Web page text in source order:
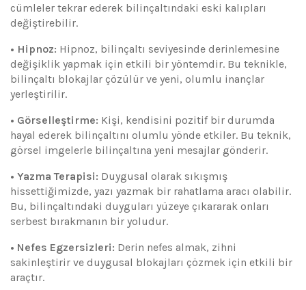
cümleler tekrar ederek bilinçaltındaki eski kalıpları
değiştirebilir.
• Hipnoz: Hipnoz, bilinçaltı seviyesinde derinlemesine
değişiklik yapmak için etkili bir yöntemdir. Bu teknikle,
bilinçaltı blokajlar çözülür ve yeni, olumlu inançlar
yerleştirilir.
• Görselleştirme: Kişi, kendisini pozitif bir durumda
hayal ederek bilinçaltını olumlu yönde etkiler. Bu teknik,
görsel imgelerle bilinçaltına yeni mesajlar gönderir.
• Yazma Terapisi: Duygusal olarak sıkışmış
hissettiğimizde, yazı yazmak bir rahatlama aracı olabilir.
Bu, bilinçaltındaki duyguları yüzeye çıkararak onları
serbest bırakmanın bir yoludur.
• Nefes Egzersizleri: Derin nefes almak, zihni
sakinleştirir ve duygusal blokajları çözmek için etkili bir
araçtır.